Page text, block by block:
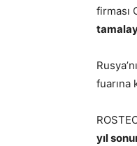
firması
fuarına
yıl